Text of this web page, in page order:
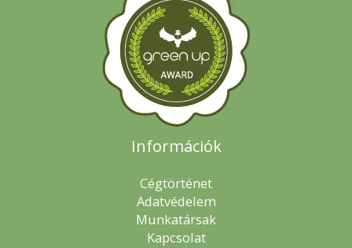
Információk
Cégtörténet
Adatvédelem
Munkatársak
Kapcsolat